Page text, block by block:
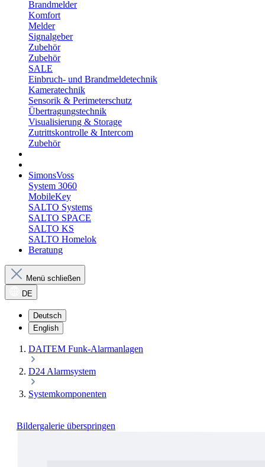
Brandmelder
Komfort
Melder
Signalgeber
Zubehör
Zubehör
SALE
Einbruch- und Brandmeldetechnik
Kameratechnik
Sensorik & Perimeterschutz
Übertragungstechnik
Visualisierung & Storage
Zutrittskontrolle & Intercom
Zubehör
SimonsVoss
System 3060
MobileKey
SALTO Systems
SALTO SPACE
SALTO KS
SALTO Homelok
Beratung
Menü schließen
DE
Deutsch
English
DAITEM Funk-Alarmanlagen
D24 Alarmsystem
Systemkomponenten
Bildergalerie überspringen